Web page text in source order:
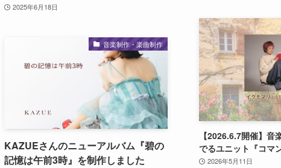
2025年6月18日
音楽制作・楽曲制作
KAZUEさんのニューアルバム『碧の
記憶は午前3時』を制作しました
【2026.6.7開催】音
でるユニット『コマ
2026年5月11日